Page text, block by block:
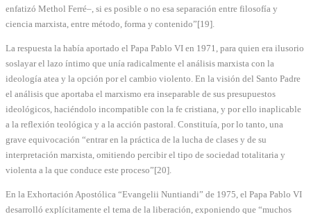
enfatizó Methol Ferré–, si es posible o no esa separación entre filosofía y
ciencia marxista, entre método, forma y contenido”[19].
La respuesta la había aportado el Papa Pablo VI en 1971, para quien era ilusorio
soslayar el lazo íntimo que unía radicalmente el análisis marxista con la
ideología atea y la opción por el cambio violento. En la visión del Santo Padre
el análisis que aportaba el marxismo era inseparable de sus presupuestos
ideológicos, haciéndolo incompatible con la fe cristiana, y por ello inaplicable
a la reflexión teológica y a la acción pastoral. Constituía, por lo tanto, una
grave equivocación “entrar en la práctica de la lucha de clases y de su
interpretación marxista, omitiendo percibir el tipo de sociedad totalitaria y
violenta a la que conduce este proceso”[20].
En la Exhortación Apostólica “Evangelii Nuntiandi” de 1975, el Papa Pablo VI
desarrolló explícitamente el tema de la liberación, exponiendo que “muchos